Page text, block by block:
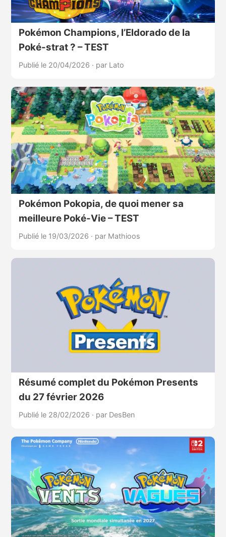
Pokémon Champions, l’Eldorado de la
Poké-strat ? – TEST
Publié le 20/04/2026 · par Lato
Pokémon Pokopia, de quoi mener sa
meilleure Poké-Vie – TEST
Publié le 19/03/2026 · par Mathioos
Résumé complet du Pokémon Presents
du 27 février 2026
Publié le 28/02/2026 · par DesBen